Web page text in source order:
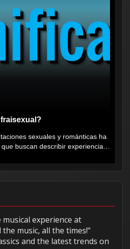
sexuales y románticas ha
buscan describir experiencias
experience at
the music, all the times!"
and the latest trends on